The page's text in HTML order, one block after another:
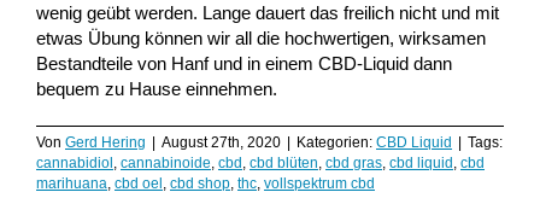
wenig geübt werden. Lange dauert das freilich nicht und mit
etwas Übung können wir all die hochwertigen, wirksamen
Bestandteile von Hanf und in einem CBD-Liquid dann
bequem zu Hause einnehmen.
Von Gerd Hering | August 27th, 2020 | Kategorien: CBD Liquid | Tags:
cannabidiol, cannabinoide, cbd, cbd blüten, cbd gras, cbd liquid, cbd
marihuana, cbd oel, cbd shop, thc, vollspektrum cbd